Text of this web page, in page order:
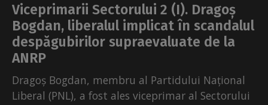
Viceprimarii Sectorului 2 (I). Dragoș
Bogdan, liberalul implicat în scandalul
despăgubirilor supraevaluate de la
ANRP
Dragoș Bogdan, membru al Partidului Național
Liberal (PNL), a fost ales viceprimar al Sectorului